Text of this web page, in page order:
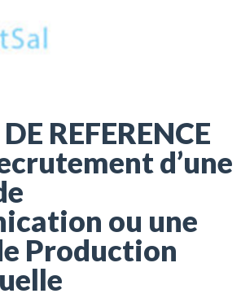
REFERENCE
d’une
ou une
Production